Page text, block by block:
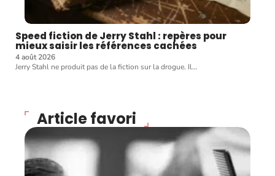
Speed fiction de Jerry Stahl : repères pour
mieux saisir les références cachées
4 août 2026
Jerry Stahl ne produit pas de la fiction sur la drogue. Il…
Article favori